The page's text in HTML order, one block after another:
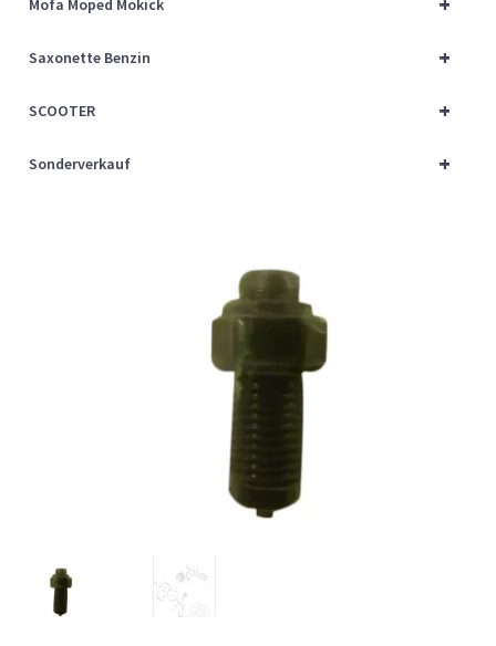
Cart
Checkout
Mofa Moped Mokick
+
Saxonette Benzin
+
SCOOTER
+
Sonderverkauf